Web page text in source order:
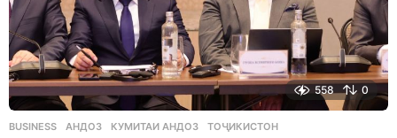
558 0
BUSINESS АНДОЗ ,КУМИТАИ АНДОЗ ,ТОҶИКИСТОН